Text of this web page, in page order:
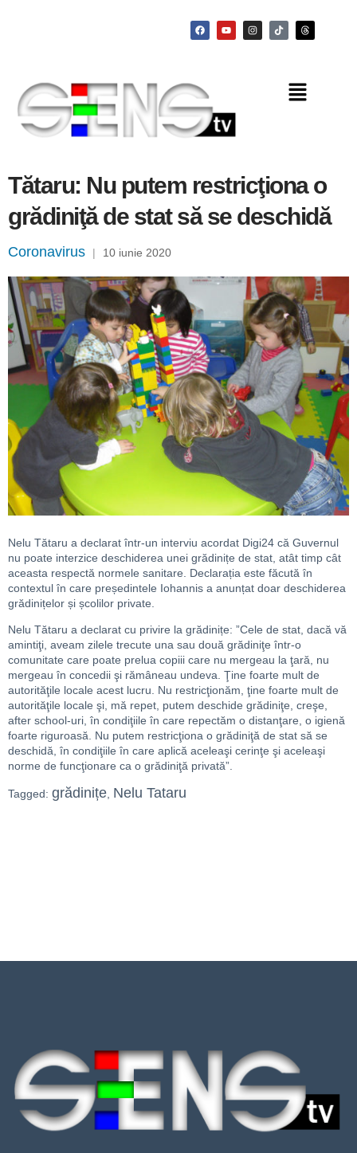
Tătaru: Nu putem restricţiona o
grădiniţă de stat să se deschidă
Coronavirus | 10 iunie 2020
Nelu Tătaru a declarat într-un interviu acordat Digi24 că Guvernul
nu poate interzice deschiderea unei grădinițe de stat, atât timp cât
aceasta respectă normele sanitare. Declarația este făcută în
contextul în care președintele Iohannis a anunțat doar deschiderea
grădinițelor și școlilor private.
Nelu Tătaru a declarat cu privire la grădinițe: ”Cele de stat, dacă vă
amintiţi, aveam zilele trecute una sau două grădiniţe într-o
comunitate care poate prelua copiii care nu mergeau la ţară, nu
mergeau în concedii şi rămâneau undeva. Ţine foarte mult de
autorităţile locale acest lucru. Nu restricţionăm, ţine foarte mult de
autorităţile locale şi, mă repet, putem deschide grădiniţe, creşe,
after school-uri, în condiţiile în care repectăm o distanţare, o igienă
foarte riguroasă. Nu putem restricţiona o grădiniţă de stat să se
deschidă, în condiţiile în care aplică aceleaşi cerinţe şi aceleaşi
norme de funcţionare ca o grădiniţă privată”.
Tagged: grădinițe Nelu Tataru